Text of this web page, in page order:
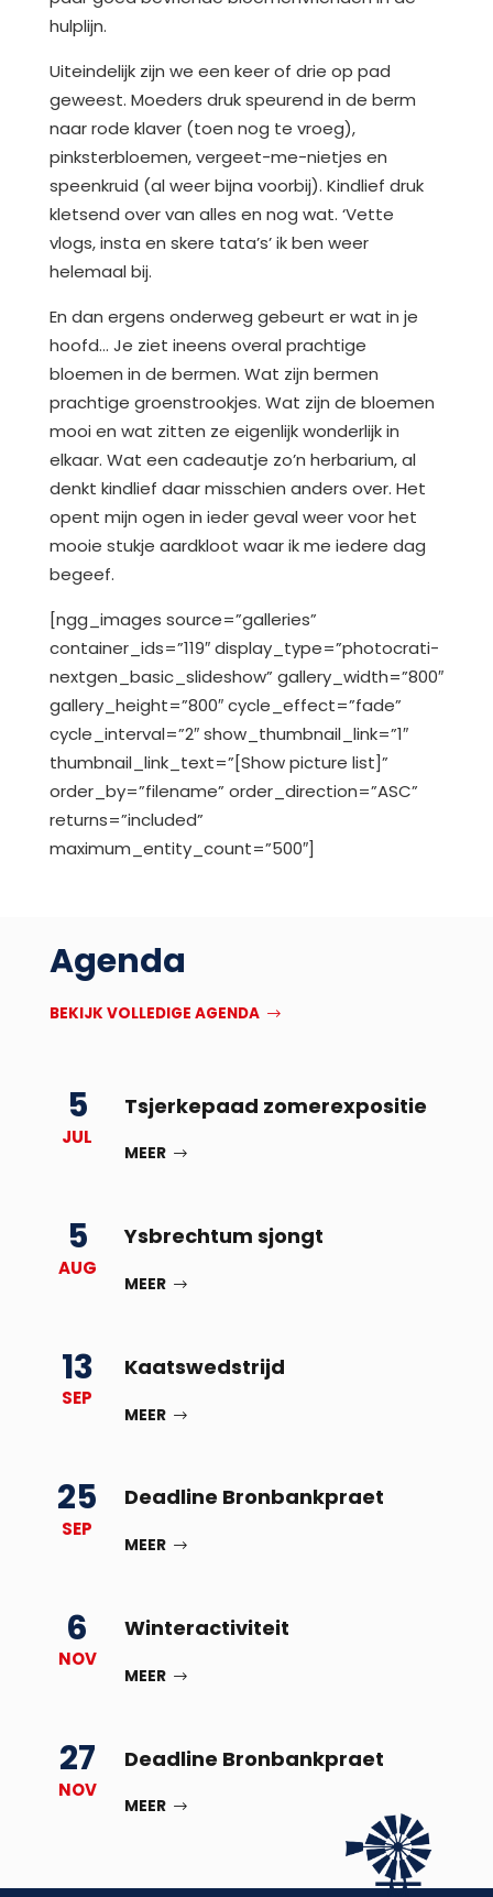
hulplijn.
Uiteindelijk zijn we een keer of drie op pad
geweest. Moeders druk speurend in de berm
naar rode klaver (toen nog te vroeg),
pinksterbloemen, vergeet-me-nietjes en
speenkruid (al weer bijna voorbij). Kindlief druk
kletsend over van alles en nog wat. ‘Vette
vlogs, insta en skere tata’s’ ik ben weer
helemaal bij.
En dan ergens onderweg gebeurt er wat in je
hoofd… Je ziet ineens overal prachtige
bloemen in de bermen. Wat zijn bermen
prachtige groenstrookjes. Wat zijn de bloemen
mooi en wat zitten ze eigenlijk wonderlijk in
elkaar. Wat een cadeautje zo’n herbarium, al
denkt kindlief daar misschien anders over. Het
opent mijn ogen in ieder geval weer voor het
mooie stukje aardkloot waar ik me iedere dag
begeef.
[ngg_images source=”galleries”
container_ids=”119″ display_type=”photocrati-
nextgen_basic_slideshow” gallery_width=”800″
gallery_height=”800″ cycle_effect=”fade”
cycle_interval=”2″ show_thumbnail_link=”1″
thumbnail_link_text=”[Show picture list]”
order_by=”filename” order_direction=”ASC”
returns=”included”
maximum_entity_count=”500″]
Agenda
BEKIJK VOLLEDIGE AGENDA
5
JUL
Tsjerkepaad zomerexpositie
MEER
5
AUG
Ysbrechtum sjongt
MEER
13
SEP
Kaatswedstrijd
MEER
25
SEP
Deadline Bronbankpraet
MEER
6
NOV
Winteractiviteit
MEER
27
NOV
Deadline Bronbankpraet
MEER